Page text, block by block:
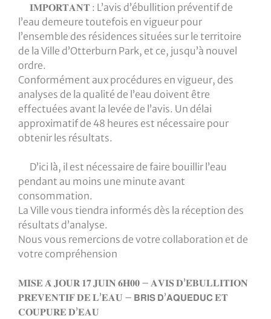
𝐈𝐌𝐏𝐎𝐑𝐓𝐀𝐍𝐓 : L’avis d’ébullition préventif de
l’eau demeure toutefois en vigueur pour
l’ensemble des résidences situées sur le territoire
de la Ville d’Otterburn Park, et ce, jusqu’à nouvel
ordre.
Conformément aux procédures en vigueur, des
analyses de la qualité de l’eau doivent être
effectuées avant la levée de l’avis. Un délai
approximatif de 48 heures est nécessaire pour
obtenir les résultats.
D’ici là, il est nécessaire de faire bouillir l’eau
pendant au moins une minute avant
consommation.
La Ville vous tiendra informés dès la réception des
résultats d’analyse.
Nous vous remercions de votre collaboration et de
votre compréhension
𝐌𝐈𝐒𝐄 𝐀̀ 𝐉𝐎𝐔𝐑 𝟏𝟕 𝐉𝐔𝐈𝐍 𝟔𝐇𝟎𝟎 – 𝐀𝐕𝐈𝐒 𝐃’𝐄́𝐁𝐔𝐋𝐋𝐈𝐓𝐈𝐎𝐍
𝐏𝐑𝐄́𝐕𝐄𝐍𝐓𝐈𝐅 𝐃𝐄 𝐋’𝐄𝐀𝐔 – 𝗕𝗥𝗜𝗦 𝗗’𝗔𝗤𝗨𝗘𝗗𝗨𝗖 𝐄𝐓
𝐂𝐎𝐔𝐏𝐔𝐑𝐄 𝐃’𝐄𝐀𝐔